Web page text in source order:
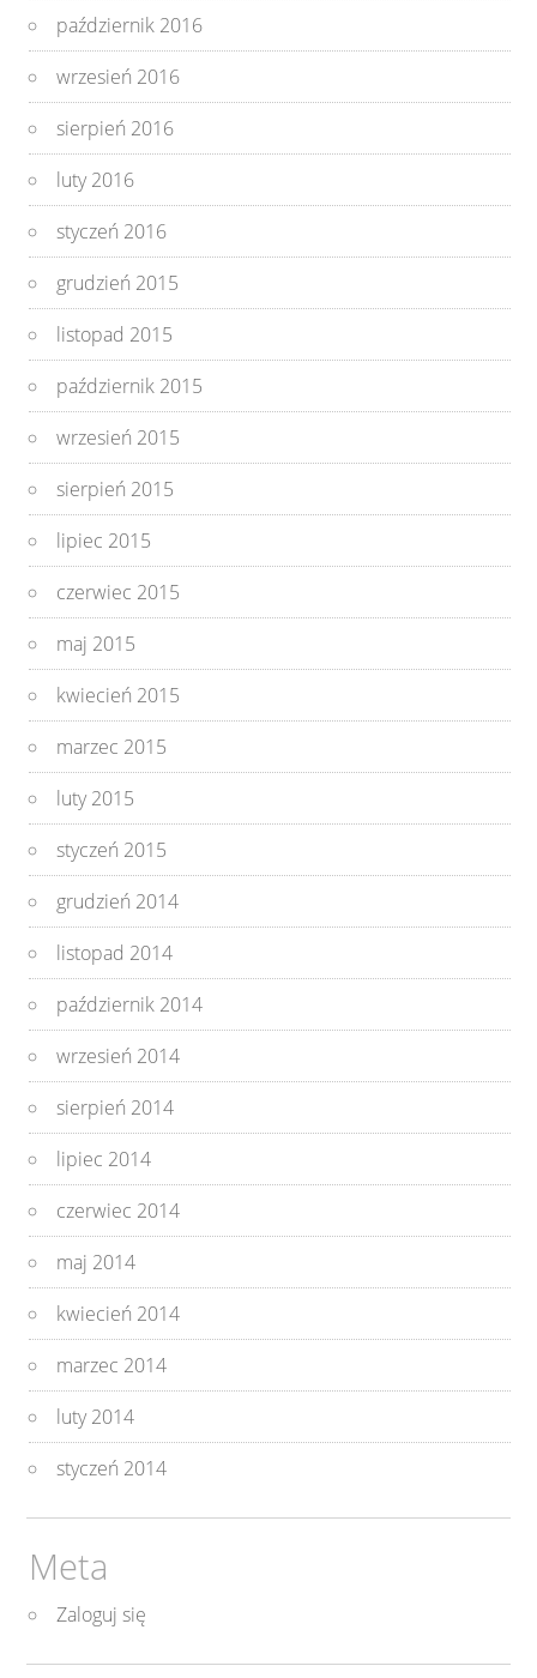
październik 2016
wrzesień 2016
sierpień 2016
luty 2016
styczeń 2016
grudzień 2015
listopad 2015
październik 2015
wrzesień 2015
sierpień 2015
lipiec 2015
czerwiec 2015
maj 2015
kwiecień 2015
marzec 2015
luty 2015
styczeń 2015
grudzień 2014
listopad 2014
październik 2014
wrzesień 2014
sierpień 2014
lipiec 2014
czerwiec 2014
maj 2014
kwiecień 2014
marzec 2014
luty 2014
styczeń 2014
Meta
Zaloguj się